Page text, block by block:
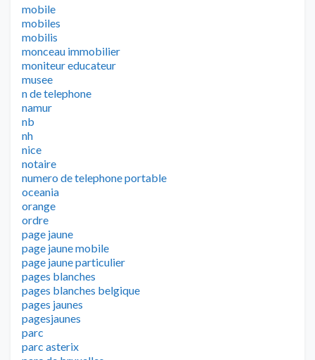
mobile
mobiles
mobilis
monceau immobilier
moniteur educateur
musee
n de telephone
namur
nb
nh
nice
notaire
numero de telephone portable
oceania
orange
ordre
page jaune
page jaune mobile
page jaune particulier
pages blanches
pages blanches belgique
pages jaunes
pagesjaunes
parc
parc asterix